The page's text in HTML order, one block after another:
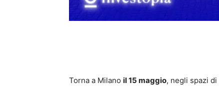
Torna a Milano il 15 maggio, negli spazi di